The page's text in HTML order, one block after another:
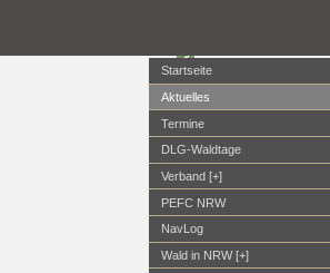
Startseite
Aktuelles
Termine
DLG-Waldtage
Verband [+]
PEFC NRW
NavLog
Wald in NRW [+]